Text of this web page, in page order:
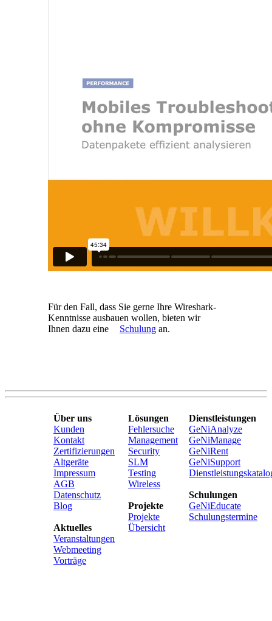
Für den Fall, dass Sie gerne Ihre Wireshark-
Kenntnisse ausbauen wollen, bieten wir
Ihnen dazu eine
Schulung an.
Über uns
Kunden
Kontakt
Zertifizierungen
Altgeräte
Impressum
AGB
Datenschutz
Blog
Aktuelles
Veranstaltungen
Webmeeting
Vorträge
Lösungen
Fehlersuche
Management
Security
SLM
Testing
Wireless
Projekte
Projekte
Übersicht
Dienstleistungen
GeNiAnalyze
GeNiManage
GeNiRent
GeNiSupport
Schulungen
GeNiEducate
Schulungstermine